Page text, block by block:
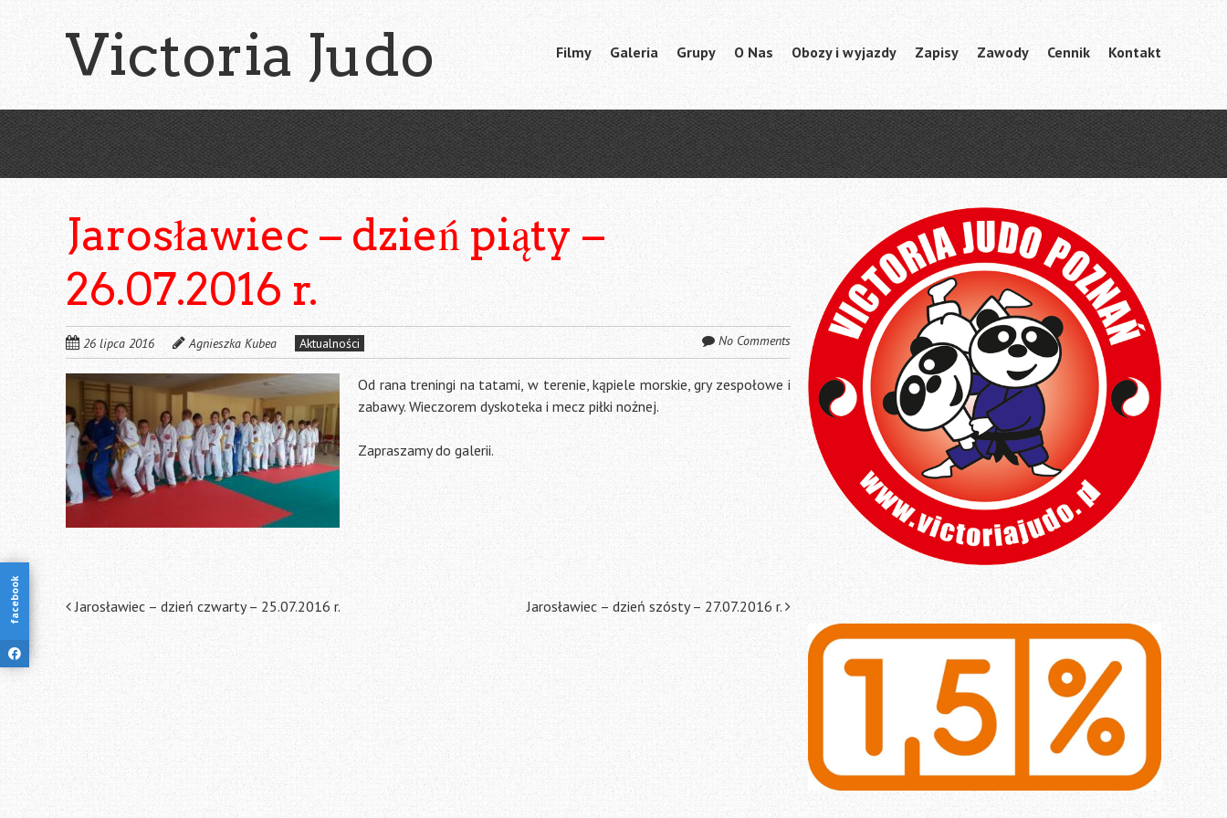
content
Victoria Judo Menu
Skip
to
content
Filmy Galeria Grupy O Nas Obozy i wyjazdy Zapisy Zawody Cennik Kontakt
Jarosławiec – dzień piąty –
26.07.2016 r.
26 lipca 2016 Agnieszka Kubea Aktualności No Comments
Od rana treningi na tatami, w terenie, kąpiele morskie, gry zespołowe i
zabawy. Wieczorem dyskoteka i mecz piłki nożnej.
Zapraszamy do galerii.
Post
navigation
Jarosławiec – dzień czwarty – 25.07.2016 r. Jarosławiec – dzień szósty – 27.07.2016 r.
facebook